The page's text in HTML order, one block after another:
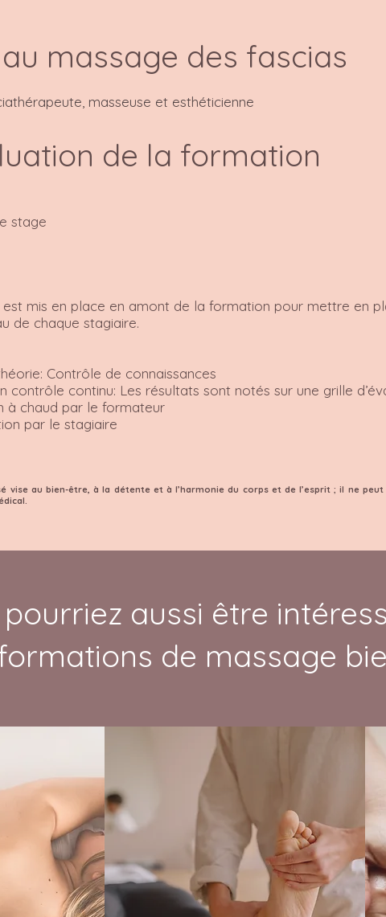
massage des fascias
masseuse et esthéticienne
de la formation
stage
est mis en place en amont de la formation pour mettre en
de chaque stagiaire.
Contrôle de connaissances
contrôle continu: Les résultats sont notés sur une grille
à chaud par le formateur
par le stagiaire
vise au bien-être, à la détente et à l’harmonie du corps et de l’esprit ; il ne
aussi être
de massage